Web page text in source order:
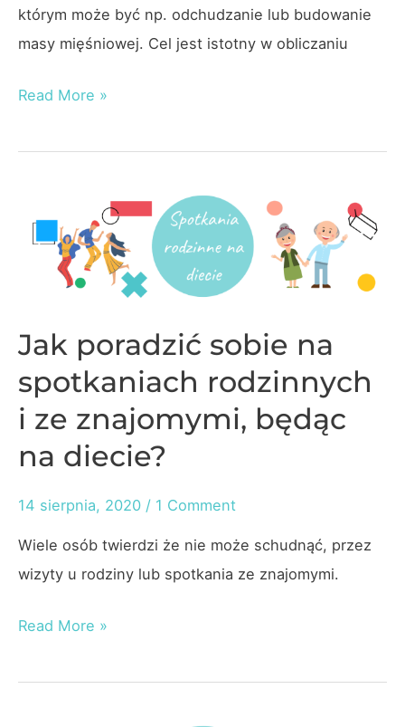
którym może być np. odchudzanie lub budowanie
masy mięśniowej. Cel jest istotny w obliczaniu
Kalkulator
Read More »
Jak poradzić sobie na
spotkaniach rodzinnych
i ze znajomymi, będąc
na diecie?
14 sierpnia, 2020 / 1 Comment
Wiele osób twierdzi że nie może schudnąć, przez
wizyty u rodziny lub spotkania ze znajomymi.
Jak
sobie
Read More »